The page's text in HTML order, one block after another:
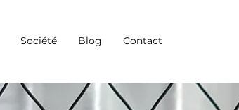
Société Blog Contact